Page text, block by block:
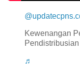
Kewenangan
♬